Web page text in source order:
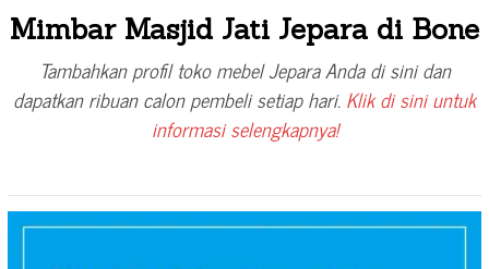
Mimbar Masjid Jati Jepara di Bone
Tambahkan profil toko mebel Jepara Anda di sini dan
dapatkan ribuan calon pembeli setiap hari. Klik di sini untuk
informasi selengkapnya!